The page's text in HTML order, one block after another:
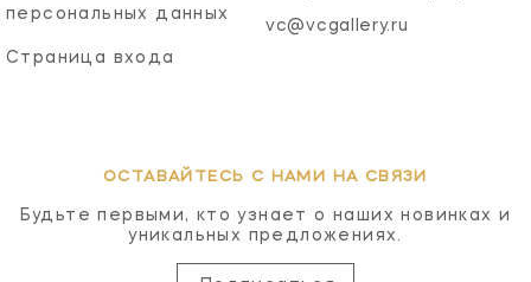
персональных данных
Страница входа
vc@vcgallery.ru
ОСТАВАЙТЕСЬ С НАМИ НА СВЯЗИ
Будьте первыми, кто узнает о наших новинках и
уникальных предложениях.